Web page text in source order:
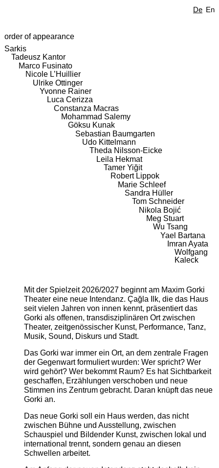
De En
order of appearance
Sarkis
Tadeusz Kantor
Marco Fusinato
Nicole L’Huillier
Ulrike Ottinger
Yvonne Rainer
Luca Cerizza
Constanza Macras
Mohammad Salemy
Göksu Kunak
Sebastian Baumgarten
Udo Kittelmann
Theda Nilsson-Eicke
Leila Hekmat
Tamer Yiğit
Robert Lippok
Marie Schleef
Sandra Hüller
Tom Schneider
Nikola Bojić
Meg Stuart
Wu Tsang
Yael Bartana
Imran Ayata
Wolfgang
Kaleck
Mit der Spielzeit 2026/2027 beginnt am Maxim Gorki
Theater eine neue Intendanz. Çağla Ilk, die das Haus
seit vielen Jahren von innen kennt, präsentiert das
Gorki als offenen, transdisziplinären Ort zwischen
Theater, zeitgenössischer Kunst, Performance, Tanz,
Musik, Sound, Diskurs und Stadt.
Das Gorki war immer ein Ort, an dem zentrale Fragen
der Gegenwart formuliert wurden: Wer spricht? Wer
wird gehört? Wer bekommt Raum? Es hat Sichtbarkeit
geschaffen, Erzählungen verschoben und neue
Stimmen ins Zentrum gebracht. Daran knüpft das neue
Gorki an.
Das neue Gorki soll ein Haus werden, das nicht
zwischen Bühne und Ausstellung, zwischen
Schauspiel und Bildender Kunst, zwischen lokal und
international trennt, sondern genau an diesen
Schwellen arbeitet.